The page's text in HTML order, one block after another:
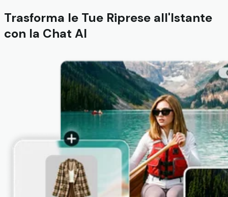
Trasforma le Tue Riprese all'Istante
con la Chat AI